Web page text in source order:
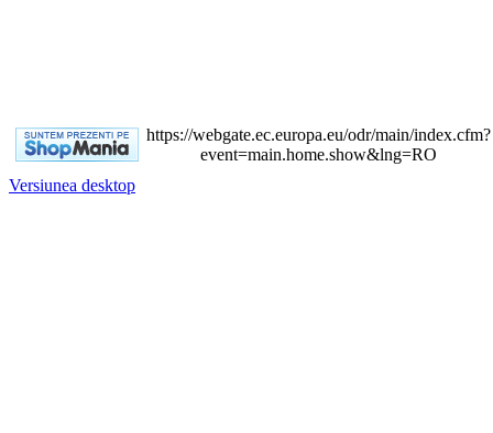
https://webgate.ec.europa.eu/odr/main/index.cfm?
event=main.home.show&lng=RO
Versiunea desktop